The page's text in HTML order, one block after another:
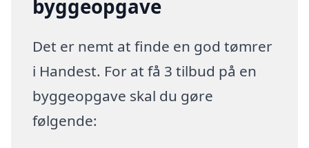
byggeopgave
Det er nemt at finde en god tømrer
i Handest. For at få 3 tilbud på en
byggeopgave skal du gøre
følgende: